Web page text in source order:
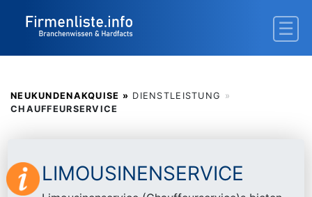
NEUKUNDENAKQUISE » DIENSTLEISTUNG »
CHAUFFEURSERVICE
LIMOUSINENSERVICE